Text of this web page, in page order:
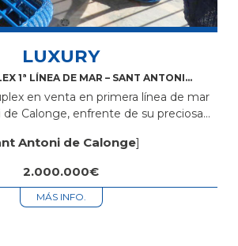
LUXURY
1ª LÍNEA DE MAR – SANT ANTONI
en venta en primera línea de mar
Calonge, enfrente de su preciosa
mar. La...
Antoni de Calonge]
2.000.000€
MÁS INFO.